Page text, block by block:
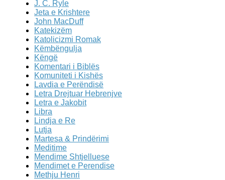
J. C. Ryle
Jeta e Krishtere
John MacDuff
Katekizëm
Katolicizmi Romak
Këmbëngulja
Këngë
Komentari i Biblës
Komuniteti i Kishës
Lavdia e Perëndisë
Letra Drejtuar Hebrenjve
Letra e Jakobit
Libra
Lindja e Re
Lutja
Martesa & Prindërimi
Meditime
Mendime Shtjelluese
Mendimet e Perendise
Methju Henri